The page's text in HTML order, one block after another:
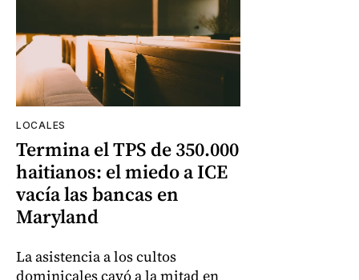
LOCALES
Termina el TPS de 350.000
haitianos: el miedo a ICE
vacía las bancas en
Maryland
La asistencia a los cultos
dominicales cayó a la mitad en